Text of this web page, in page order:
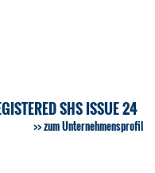
SHS ISSUE 24
zum Unternehmensprofil